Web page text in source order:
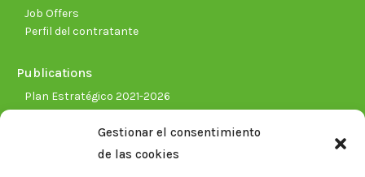
Gestionar el consentimiento
de las cookies
Job Offers
Perfil del contratante
Publications
Plan Estratégico 2021-2026
Memorias corporativas
Biblioteca. Repositorio CITAREA